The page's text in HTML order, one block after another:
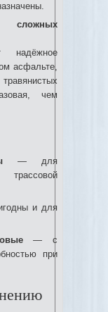
сложных
надёжное
асфальте,
чем
— для
и для
— с
при